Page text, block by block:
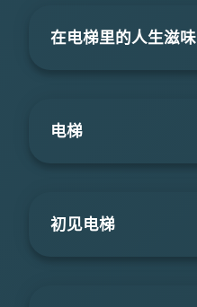
在电梯里的人生滋味
电梯
初见电梯